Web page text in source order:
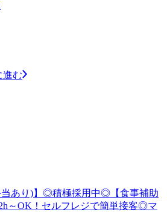
進む
当あり)】◎積極採用中◎【食事補助
～OK！セルフレジで簡単接客◎マ